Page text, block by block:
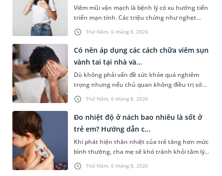
Thứ Năm, 6 tháng 8, 2026
Viêm mũi vận mạch là bệnh lý có xu hướng tiến
triển mạn tính. Các triệu chứng như nghẹt
mũi, chảy nước mũi thường xuyên khiến người
bệnh khó chịu. Tuy nhiên,...
Thứ Năm, 6 tháng 8, 2026
Có nên áp dụng các cách chữa viêm sụn
vành tai tại nhà và...
Dù không phải vấn đề sức khỏe quá nghiêm
trọng nhưng nếu chủ quan không điều trị sớm,
người bệnh có thể phải đối mặt với một số biến
chứng. Nếu chưa xuất hiệ...
Thứ Năm, 6 tháng 8, 2026
Đo nhiệt độ ở nách bao nhiêu là sốt ở
trẻ em? Hướng dẫn c...
Khi phát hiện thân nhiệt của trẻ tăng hơn mức
bình thường, cha mẹ sẽ khó tránh khỏi tâm lý
lo lắng. Tuy nhiên, không phải ai cũng biết đo
nhiệt độ ở nách bao...